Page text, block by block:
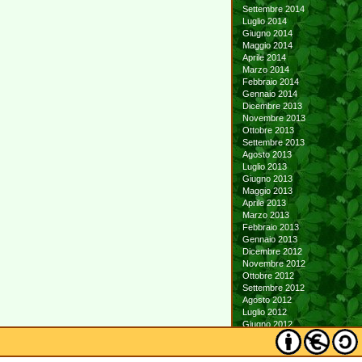
Settembre 2014
Luglio 2014
Giugno 2014
Maggio 2014
Aprile 2014
Marzo 2014
Febbraio 2014
Gennaio 2014
Dicembre 2013
Novembre 2013
Ottobre 2013
Settembre 2013
Agosto 2013
Luglio 2013
Giugno 2013
Maggio 2013
Aprile 2013
Marzo 2013
Febbraio 2013
Gennaio 2013
Dicembre 2012
Novembre 2012
Ottobre 2012
Settembre 2012
Agosto 2012
Luglio 2012
Giugno 2012
Maggio 2012
Aprile 2012